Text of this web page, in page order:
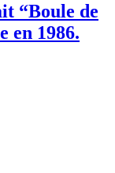
“Boule de
en 1986.